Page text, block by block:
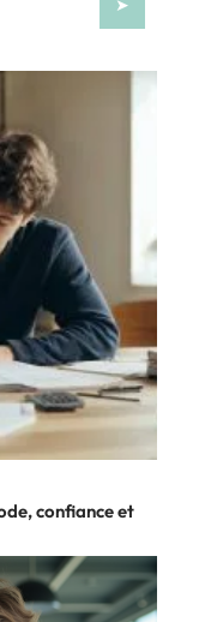
confiance et